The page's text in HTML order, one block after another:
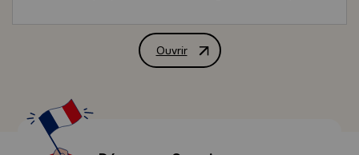
et qui veulent les mettre en partage entre la France et le
continent latino-américain.
particulièrement impressionnante quand je regarde
lensemble des activités programmées. Du 26 mai au 7
juin, pas moins de 150 manifestations sont prévues.
Des initiatives culturelles de toutes sortes. Je ne peux
Ouvrir
Déclaration de M. François Hollande,